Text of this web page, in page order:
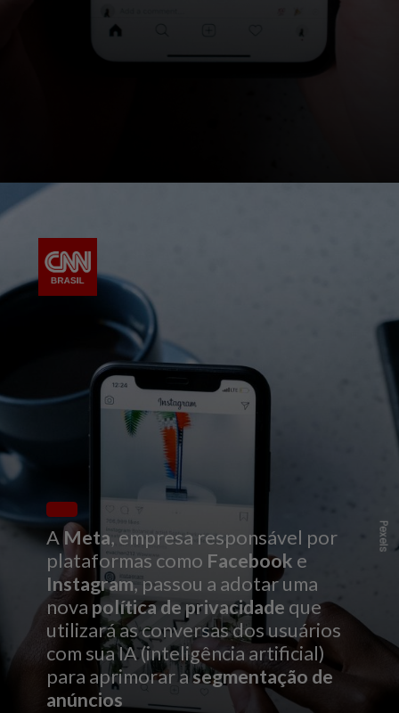
AMeta, empresa responsável por
plataformas como Facebook e
Instagram, passou a adotar uma
nova política de privacidade que
utilizará as conversas dos usuários
com sua IA (inteligência artificial)
para aprimorar asegmentação de
anúncios
Pexels